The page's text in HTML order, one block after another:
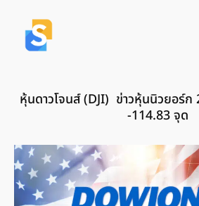
หุ้นดาวโจนส์ (DJI) ข่าวหุ้นนิวยอร์
-114.83 จุด